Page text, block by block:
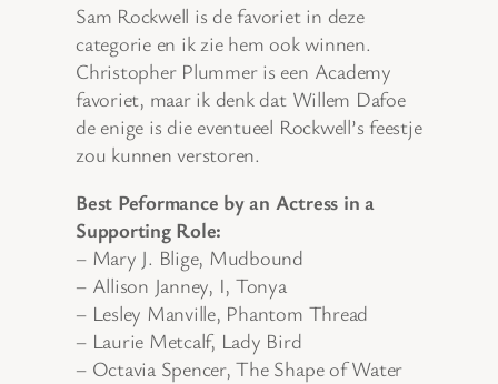
Sam Rockwell is de favoriet in deze
categorie en ik zie hem ook winnen.
Christopher Plummer is een Academy
favoriet, maar ik denk dat Willem Dafoe
de enige is die eventueel Rockwell’s feestje
zou kunnen verstoren.
Best Peformance by an Actress in a
Supporting Role:
– Mary J. Blige, Mudbound
– Allison Janney, I, Tonya
– Lesley Manville, Phantom Thread
– Laurie Metcalf, Lady Bird
– Octavia Spencer, The Shape of Water